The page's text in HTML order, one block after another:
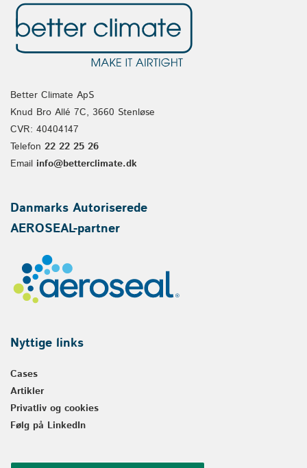
Better Climate ApS
Knud Bro Allé 7C, 3660 Stenløse
CVR: 40404147
Telefon 22 22 25 26
Email info@betterclimate.dk
Danmarks Autoriserede
AEROSEAL-partner
Nyttige links
Cases
Artikler
Privatliv og cookies
Følg på LinkedIn